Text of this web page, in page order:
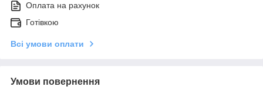
Оплата на рахунок
Готівкою
Всі умови оплати
Умови повернення